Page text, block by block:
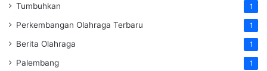
Tumbuhkan 1
Perkembangan Olahraga Terbaru 1
Berita Olahraga 1
Palembang 1